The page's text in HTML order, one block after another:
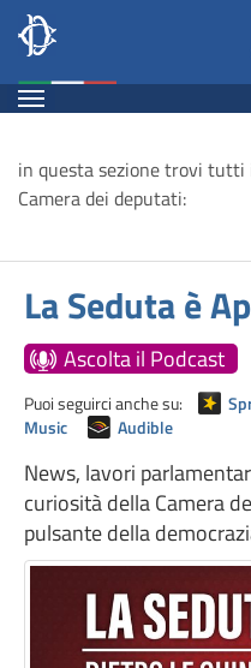
Salta
contenuto
principale
Podcast
Espandi
Contenuto
in questa sezione trovi
Camera dei deputati:
La Seduta è
Ascolta il Podcast
Puoi seguirci anche su:
Music
Audible
News, lavori
curiosità della Camera
pulsante della